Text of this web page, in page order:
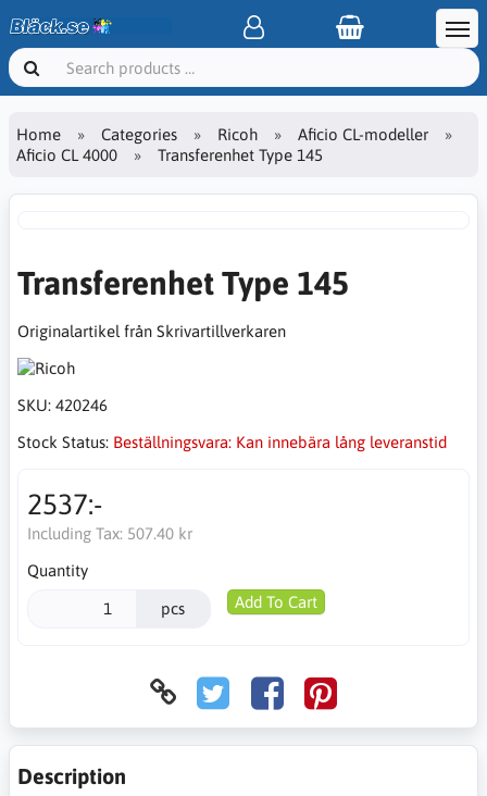
Home Categories Ricoh
Aficio CL-modeller
Aficio CL 4000
Transferenhet Type 145
Transferenhet Type 145
Originalartikel från Skrivartillverkaren
SKU: 420246
Stock Status: Beställningsvara: Kan innebära lång leveranstid
2537:-
Including Tax: 507.40 kr
Quantity
pcs Add To Cart
Description